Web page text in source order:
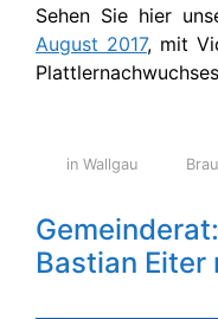
Sehen Sie hier
August 2017, mit
in Wallgau
Gemeinderat:
Bastian Eiter